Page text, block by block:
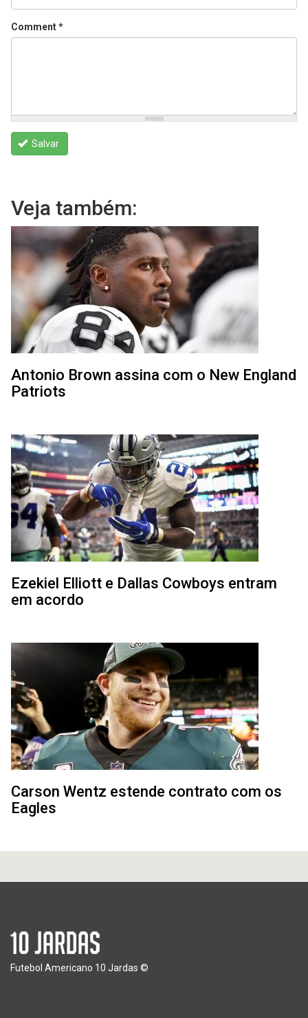
Comment*
Salvar
Veja também:
Antonio Brown assina com o New England
Patriots
Ezekiel Elliott e Dallas Cowboys entram
em acordo
Carson Wentz estende contrato com os
Eagles
Futebol Americano 10 Jardas ©